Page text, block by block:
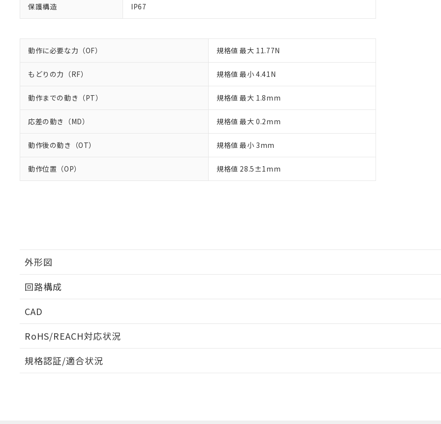
保護構造 IP67
動作に必要な力（OF） 規格値 最大 11.77N
もどりの力（RF） 規格値 最小 4.41N
動作までの動き（PT） 規格値 最大 1.8mm
応差の動き（MD） 規格値 最大 0.2mm
動作後の動き（OT） 規格値 最小 3mm
動作位置（OP） 規格値 28.5±1mm
外形図
回路構成
CAD
RoHS/REACH対応状況
EU RoHS 注意事項・凡例
規格認証/適合状況